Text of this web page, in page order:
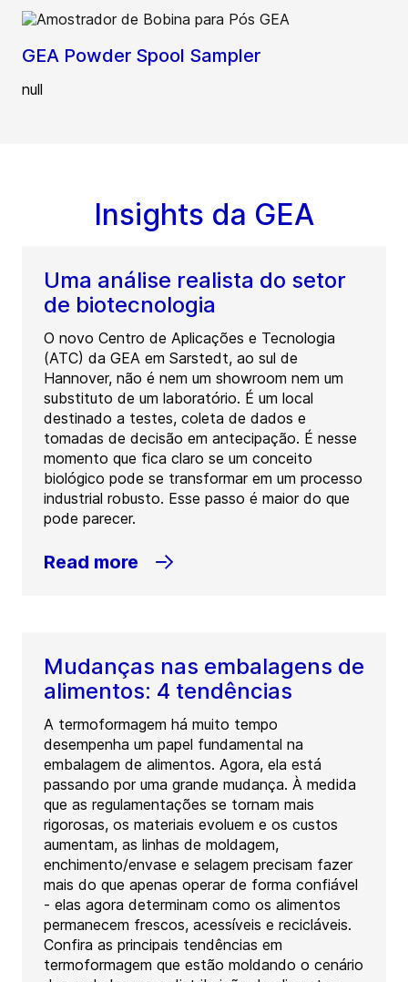
GEA Powder Spool Sampler
null
Insights da GEA
Uma análise realista do setor
de biotecnologia
O novo Centro de Aplicações e Tecnologia
(ATC) da GEA em Sarstedt, ao sul de
Hannover, não é nem um showroom nem um
substituto de um laboratório. É um local
destinado a testes, coleta de dados e
tomadas de decisão em antecipação. É nesse
momento que fica claro se um conceito
biológico pode se transformar em um processo
industrial robusto. Esse passo é maior do que
pode parecer.
Read more
Mudanças nas embalagens de
alimentos: 4 tendências
A termoformagem há muito tempo
desempenha um papel fundamental na
embalagem de alimentos. Agora, ela está
passando por uma grande mudança. À medida
que as regulamentações se tornam mais
rigorosas, os materiais evoluem e os custos
aumentam, as linhas de moldagem,
enchimento/envase e selagem precisam fazer
mais do que apenas operar de forma confiável
- elas agora determinam como os alimentos
permanecem frescos, acessíveis e recicláveis.
Confira as principais tendências em
termoformagem que estão moldando o cenário